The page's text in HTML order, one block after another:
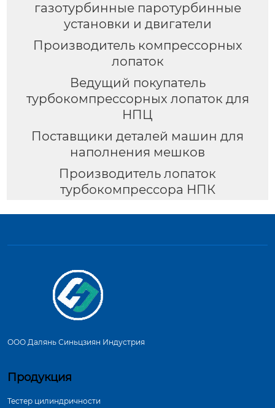
газотурбинные паротурбинные
установки и двигатели
Производитель компрессорных
лопаток
Ведущий покупатель
турбокомпрессорных лопаток для
НПЦ
Поставщики деталей машин для
наполнения мешков
Производитель лопаток
турбокомпрессора НПК
ООО Далянь Синьцзиян Индустрия
Продукция
Тестер цилиндричности